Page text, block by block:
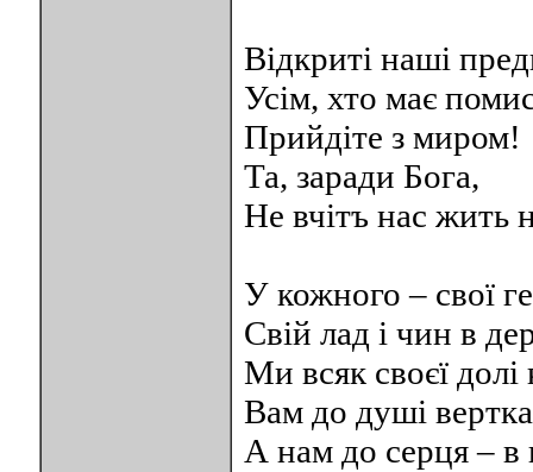
Відкриті наші
Усім, хто має
Прийдіте з миром!
Та, заради Бога,
Не вчітъ нас жить
У кожного – свої
Свій лад i чин в
Ми всяк своєї долі
Вам до душі
А нам до серця – в